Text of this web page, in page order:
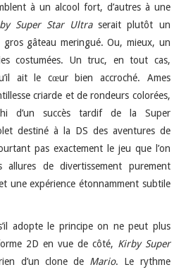
à un alcool fort, d’autres à une
Super Star Ultraserait plutôt un
gâteau meringué. Ou, mieux, un
costumées. Un truc, en tout cas,
ait le cœur bien accroché. Ames
criarde et de rondeurs colorées,
d’un succès tardif de la Super
destiné à la DS des aventures de
pas exactement le jeu que l’on
allures de divertissement purement
une expérience étonnamment subtile
adopte le principe on ne peut plus
2D en vue de côté, Kirby Super
d’un clone de Mario. Le rythme